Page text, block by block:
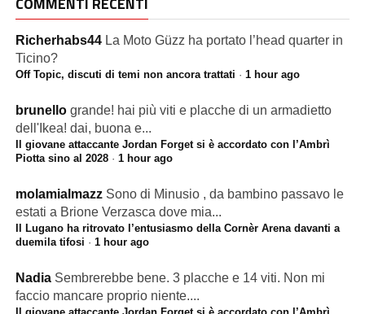
Richerhabs44 La Moto Güzz ha portato l’head quarter in
Ticino?
Off Topic, discuti di temi non ancora trattati · 1 hour ago
brunello grande! hai più viti e placche di un armadietto
dell'Ikea! dai, buona e...
Il giovane attaccante Jordan Forget si è accordato con l’Ambrì
Piotta sino al 2028· 1 hour ago
molamialmazz Sono di Minusio , da bambino passavo le
estati a Brione Verzasca dove mia...
Il Lugano ha ritrovato l’entusiasmo della Cornèr Arena davanti a
duemila tifosi · 1 hour ago
Nadia Sembrerebbe bene. 3 placche e 14 viti. Non mi
faccio mancare proprio niente....